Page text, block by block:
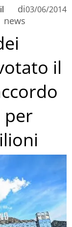
di
news
il 03/06/2014
il
per